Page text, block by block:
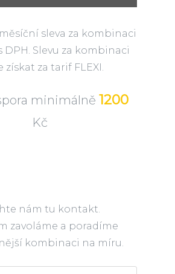
sleva za kombinaci
DPH. Slevu za kombinaci
získat za tarif FLEXI.
minimálně 1200
Kč
nám tu kontakt.
zavoláme a poradíme
kombinaci na míru.